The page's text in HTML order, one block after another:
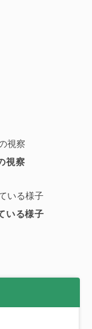
視察
いる様子